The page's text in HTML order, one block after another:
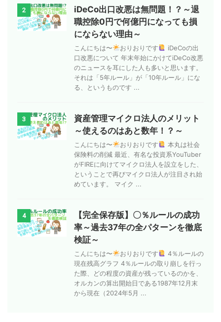
2
iDeCo出口改悪は無問題！？～退
職控除0円で何億円になっても損
にならない理由～
こんにちは〜 おりおりです
iDeCoの出
口改悪について 年末年始にかけてiDeCo改悪
のニュースを耳にした人も多いと思います。
それは「5年ルール」が「10年ルール」にな
る、というものです ...
3
資産管理マイクロ法人のメリット
～使えるのはあと数年！？～
こんにちは〜 おりおりです
本丸は社会
保険料の削減 最近、有名な投資系YouTuber
がFIREに向けてマイクロ法人を設立をした、
ということで再びマイクロ法人が注目され始
めています。 マイク ...
4
【完全保存版】〇％ルールの成功
率～過去37年の全パターンを徹底
検証～
こんにちは〜 おりおりです
4％ルールの
現在残高グラフ 4％ルールの取り崩しを行っ
た際、どの程度の資産が残っているのかを、
オルカンの算出開始日である1987年12月末
から現在（2024年5月 ...